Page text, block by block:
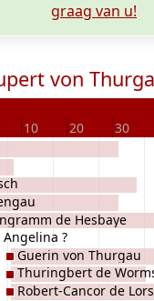
graag van u!
von
10 20 30
de Hesbaye
Angelina ?
Guerin von Thurgau
Thuringbert de
Robert-Cancor de